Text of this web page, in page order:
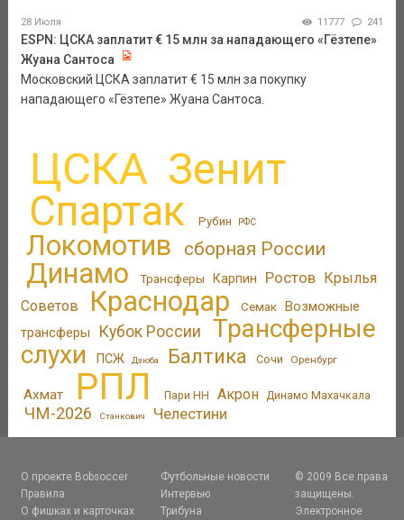
28 Июля 11777 241
ESPN: ЦСКА заплатит € 15 млн за нападающего «Гёзтепе»
Жуана Сантоса
Московский ЦСКА заплатит € 15 млн за покупку
нападающего «Гёзтепе» Жуана Сантоса.
ЦСКА Зенит
Спартак Рубин РФС
Локомотив сборная России
Динамо Трансферы Карпин Ростов Крылья
Советов
Краснодар Семак Возможные
трансферы
Кубок России
Трансферные
слухи
ПСЖ Дзюба Балтика Сочи Оренбург
Ахмат РПЛ Пари НН Акрон Динамо Махачкала
ЧМ-2026 Станкович Челестини
О проекте Bobsoccer
Правила
О фишках и карточках
Футбольные новости
Интервью
Трибуна
© 2009 Все права
защищены.
Электронное